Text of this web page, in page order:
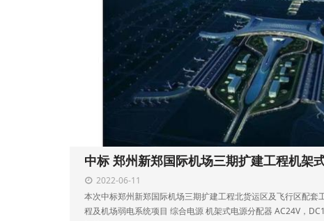
2022-06-11
本次中标郑州新郑国际机场三期扩建工程北货运区及飞行区配套
程及机场弱电系统项目 综合电源 机架式电源分配器 AC24V，